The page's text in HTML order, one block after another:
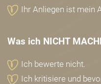
Ihr Anliegen ist mein
Was ich NICHT
Ich bewerte nicht.
Ich kritisiere und